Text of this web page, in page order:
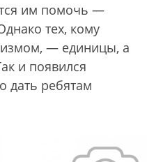
им помочь —
тех, кому
— единицы, а
и появился
дать ребятам